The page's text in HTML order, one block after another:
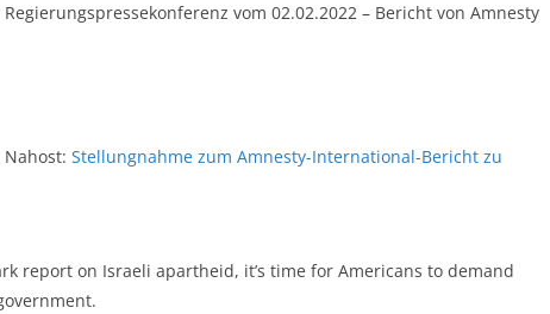
pressekonferenz vom 02.02.2022 – Bericht von Amnesty
Stellungnahme zum Amnesty-International-Bericht zu
report on Israeli apartheid, it’s time for Americans to demand